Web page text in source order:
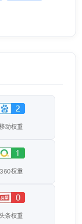
动权重
360权重
条权重